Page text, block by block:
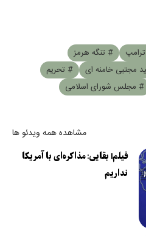
# تنگه هرمز
مجتبی خامنه ای
# تحریم
# مجلس شورای اسلامی
مشاهده همه ویدئو ها
فیلمl بقایی: مذاکره‌ای با آمریکا
نداریم